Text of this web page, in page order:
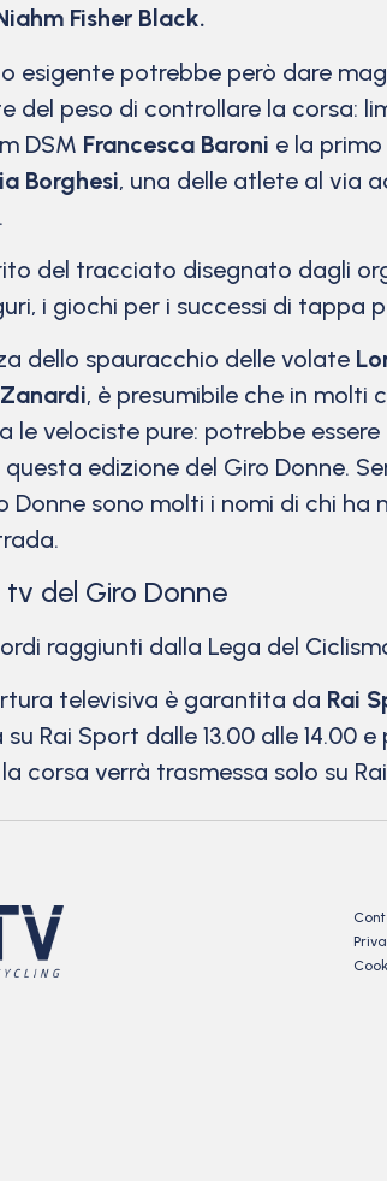
Fisher Black.
esigente potrebbe però dare
del peso di controllare la corsa:
DSM Francesca Baroni e la
Borghesi, una delle atlete al via
del tracciato disegnato dagli
i giochi per i successi di tappa
dello spauracchio delle volate
, è presumibile che in
le velociste pure: potrebbe
questa edizione del Giro Donne.
Donne sono molti i nomi di chi
del Giro Donne
raggiunti dalla Lega del
televisiva è garantita da Rai
Rai Sport dalle 13.00 alle 14.00
corsa verrà trasmessa solo su